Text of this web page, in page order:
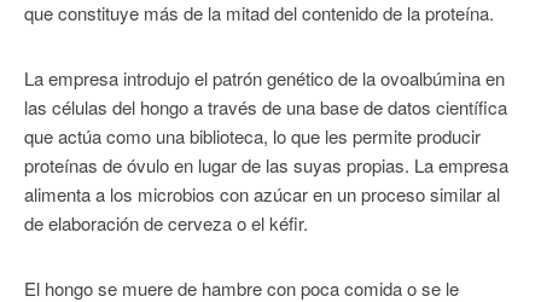
que constituye más de la mitad del contenido de la proteína.
La empresa introdujo el patrón genético de la ovoalbúmina en
las células del hongo a través de una base de datos científica
que actúa como una biblioteca, lo que les permite producir
proteínas de óvulo en lugar de las suyas propias. La empresa
alimenta a los microbios con azúcar en un proceso similar al
de elaboración de cerveza o el kéfir.
El hongo se muere de hambre con poca comida o se le